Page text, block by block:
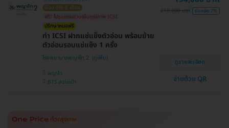
ผ่อน 0% 6 เดือน
ฟรี! โปรแกรมช่วยเพิ่มคุณภาพ ICSI
ปรึกษาหมอฟรี
ทำ ICSI ฝากแช่แข็งตัวอ่อน พร้อมย้าย
ตัวอ่อนรอบแช่แข็ง 1 ครั้ง
โรงพยาบาลพญาไท 2
พญาไท
BTS สนามเป้า
218,000 บาท ประหยัด 7%
ดูรายละเอียด
จ่ายด้วย QR